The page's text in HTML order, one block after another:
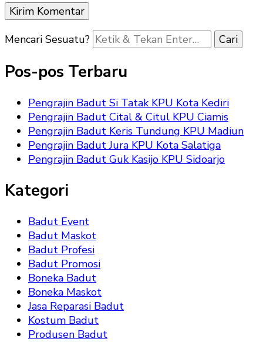
Mencari Sesuatu?
Pos-pos Terbaru
Pengrajin Badut Si Tatak KPU Kota Kediri
Pengrajin Badut Cital & Citul KPU Ciamis
Pengrajin Badut Keris Tundung KPU Madiun
Pengrajin Badut Jura KPU Kota Salatiga
Pengrajin Badut Guk Kasijo KPU Sidoarjo
Kategori
Badut Event
Badut Maskot
Badut Profesi
Badut Promosi
Boneka Badut
Boneka Maskot
Jasa Reparasi Badut
Kostum Badut
Produsen Badut